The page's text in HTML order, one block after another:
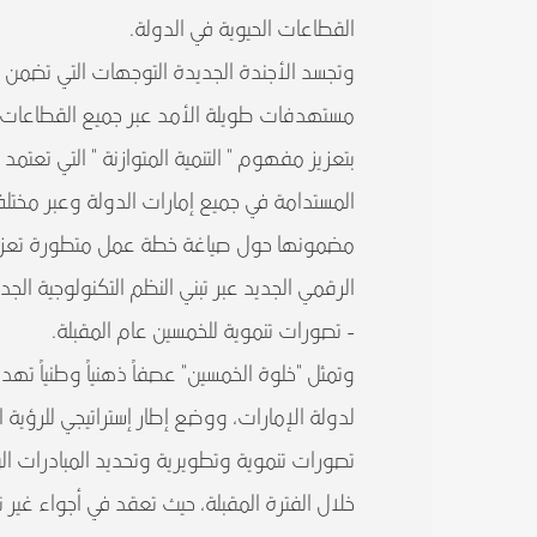
القطاعات الحيوية في الدولة.
وتجسد الأجندة الجديدة التوجهات التي
مستهدفات طويلة الأمد عبر جميع القطاعات،
بتعزيز مفهوم " التنمية المتوازنة " التي
المستدامة في جميع إمارات الدولة وعبر
مضمونها حول صياغة خطة عمل متطورة تعزز
الرقمي الجديد عبر تبني النظم التكنولوجية
- تصورات تنموية للخمسين عام المقبلة.
وتمثل "خلوة الخمسين" عصفاً ذهنياً وطنياً
لدولة الإمارات، ووضع إطار إستراتيجي
تصورات تنموية وتطويرية وتحديد المبادرات
خلال الفترة المقبلة، حيث تعقد في أجواء